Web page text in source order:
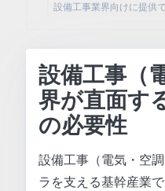
設備工事業界向けに提供
設備工事（
界が直面す
の必要性
設備工事（電気・空
ラを支える基幹産業